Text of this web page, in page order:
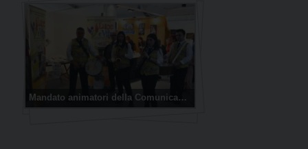
Mandato animatori della Comunicazione 2017